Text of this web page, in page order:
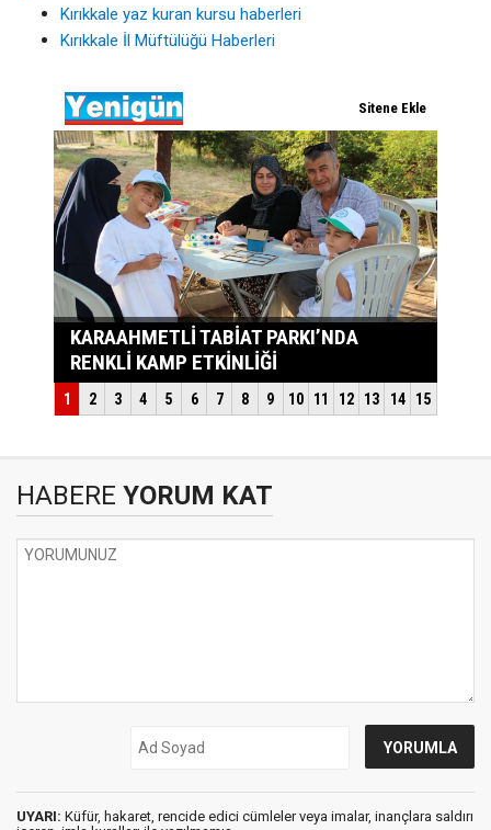
Kırıkkale yaz kuran kursu haberleri
Kırıkkale İl Müftülüğü Haberleri
HABERE YORUM KAT
UYARI: Küfür, hakaret, rencide edici cümleler veya imalar, inançlara saldırı